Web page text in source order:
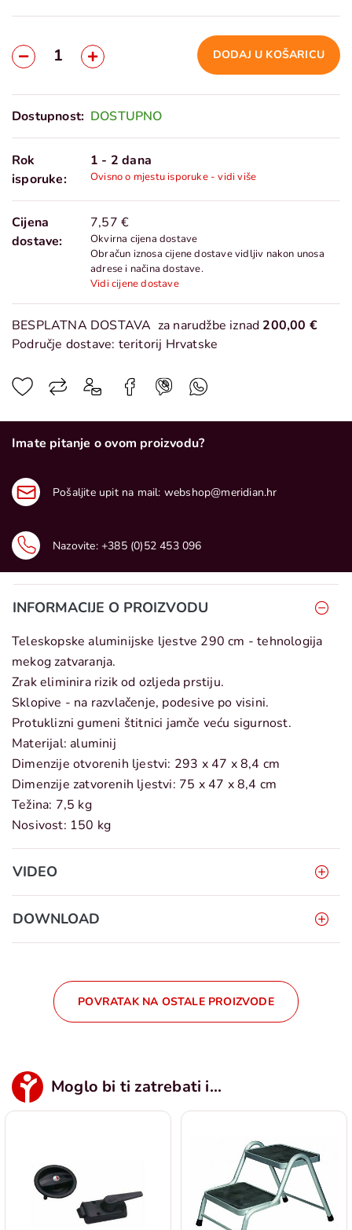
DODAJ U KOŠARICU
Dostupnost: DOSTUPNO
Rok
isporuke:
1 - 2 dana
Ovisno o mjestu isporuke - vidi više
Cijena
dostave:
7,57 €
Okvirna cijena dostave
Obračun iznosa cijene dostave vidljiv nakon unosa
adrese i načina dostave.
Vidi cijene dostave
BESPLATNA DOSTAVA za narudžbe iznad 200,00 €
Područje dostave: teritorij Hrvatske
Imate pitanje o ovom proizvodu?
Pošaljite upit na mail: webshop@meridian.hr
Nazovite: +385 (0)52 453 096
INFORMACIJE O PROIZVODU
Teleskopske aluminijske ljestve 290 cm - tehnologija
mekog zatvaranja.
Zrak eliminira rizik od ozljeda prstiju.
Sklopive - na razvlačenje, podesive po visini.
Protuklizni gumeni štitnici jamče veću sigurnost.
Materijal: aluminij
Dimenzije otvorenih ljestvi: 293 x 47 x 8,4 cm
Dimenzije zatvorenih ljestvi: 75 x 47 x 8,4 cm
Težina: 7,5 kg
Nosivost: 150 kg
VIDEO
DOWNLOAD
POVRATAK NA OSTALE PROIZVODE
Moglo bi ti zatrebati i...